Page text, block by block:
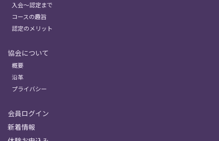
入会〜認定まで
コースの趣旨
認定のメリット
協会について
概要
沿革
プライバシー
会員ログイン
新着情報